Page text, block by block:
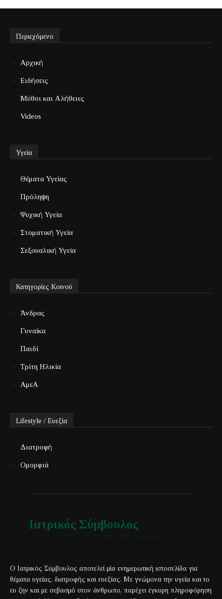
Περιεχόμενο
Αρχική
Ειδήσεις
Μύθοι και Αλήθειες
Videos
Υγεία
Θέματα Υγείας
Πρόληψη
Ψυχική Υγεία
Στοματική Υγεία
Σεξουαλική Υγεία
Κατηγορίες Κοινού
Άνδρας
Γυναίκα
Παιδί
Τρίτη Ηλικία
ΑμεΑ
Lifestyle / Ευεξία
Διατροφή
Ομορφιά
Ιατρικός Σύμβουλος
Ο Ιατρικός Σύμβουλος αποτελεί μία ενημερωτική ιστοσελίδα για
θέματα υγείας, διατροφής και ευεξίας. Με γνώμονα την υγεία και το
ευ ζην και με σεβασμό στον άνθρωπο, παρέχει έγκυρη πληροφόρηση